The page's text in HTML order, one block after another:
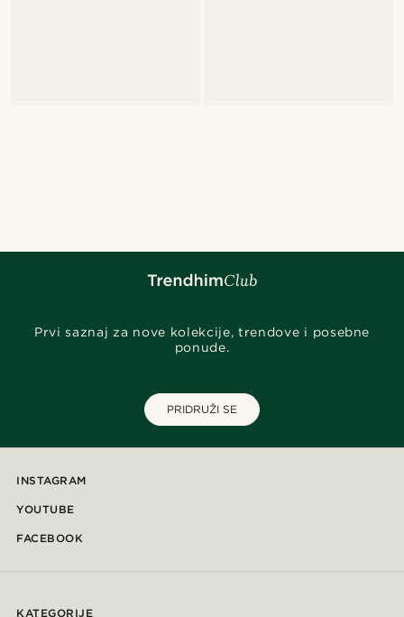
Prvi saznaj za nove kolekcije, trendove i posebne
ponude.
PRIDRUŽI SE
INSTAGRAM
YOUTUBE
FACEBOOK
KATEGORIJE